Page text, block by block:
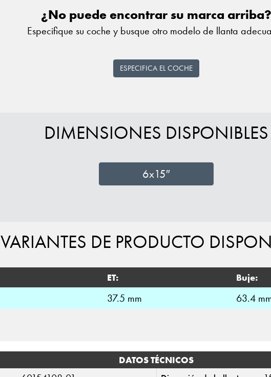
¿No puede encontrar su marca arriba?
Especifique su coche y busque otro modelo de llanta
ESPECIFICA EL COCHE
DIMENSIONES DISPONIBLES
6x15″
VARIANTES DE PRODUCTO
ET: Buje:
37.5 mm 63.4
DATOS TÉCNICOS